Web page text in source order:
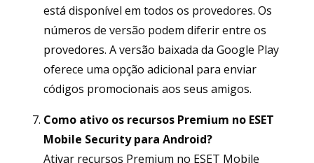
está disponível em todos os provedores. Os
números de versão podem diferir entre os
provedores. A versão baixada da Google Play
oferece uma opção adicional para enviar
códigos promocionais aos seus amigos.
Como ativo os recursos Premium no ESET
Mobile Security para Android?
Ativar recursos Premium no ESET Mobile